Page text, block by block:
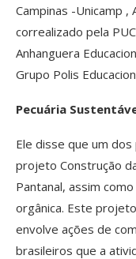
Campinas -Unicamp ,
correalizado pela
Anhanguera
Grupo Polis
Pecuária
Ele disse que um
projeto Construção
Pantanal, assim
orgânica. Este
envolve ações de
brasileiros que a